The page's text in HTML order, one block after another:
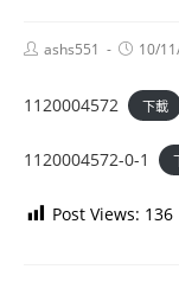
Postashs551
Post10/
1120004572 下載
1120004572-0-1
Post Views: 136